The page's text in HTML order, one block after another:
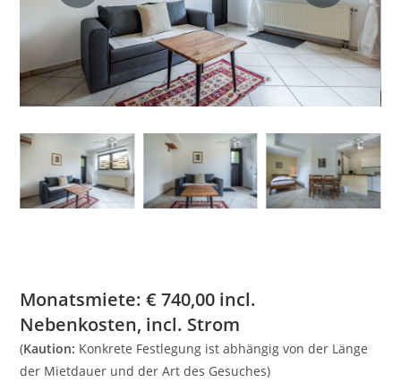
Monatsmiete:€740,00 incl.
Nebenkosten, incl. Strom
(Kaution: Konkrete Festlegung ist abhängig von der Länge
der Mietdauer und der Art des Gesuches)